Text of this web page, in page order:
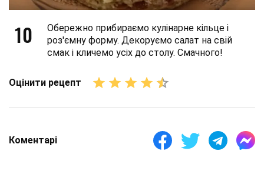
10
Обережно прибираємо кулінарне кільце і
роз'ємну форму. Декоруємо салат на свій
смак і кличемо усіх до столу. Смачного!
Оцінити рецепт
Коментарі